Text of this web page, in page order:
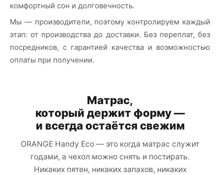
комфортный сон и долговечность.
Мы — производители, поэтому контролируем каждый
этап: от производства до доставки. Без переплат, без
посредников, с гарантией качества и возможностью
оплаты при получении.
Матрас,
который держит форму —
и всегда остаётся свежим
ORANGE Handy Eco — это когда матрас служит
годами, а чехол можно снять и постирать.
Никаких пятен, никаких запахов, никаких